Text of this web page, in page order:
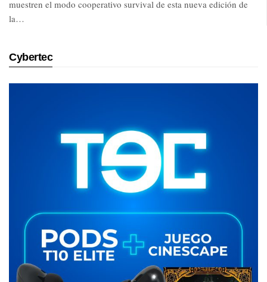
muestren el modo cooperativo survival de esta nueva edición de
la…
Cybertec